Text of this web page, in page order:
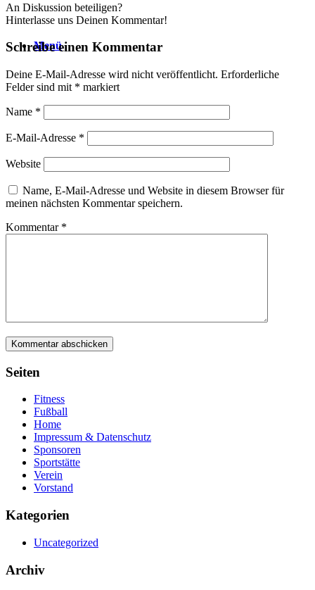
Menü
An Diskussion beteiligen?
Hinterlasse uns Deinen Kommentar!
Schreibe einen Kommentar
Deine E-Mail-Adresse wird nicht veröffentlicht. Erforderliche
Felder sind mit * markiert
Name *
E-Mail-Adresse *
Website
Name, E-Mail-Adresse und Website in diesem Browser für
meinen nächsten Kommentar speichern.
Kommentar *
Seiten
Fitness
Fußball
Home
Impressum & Datenschutz
Sponsoren
Sportstätte
Verein
Vorstand
Kategorien
Uncategorized
Archiv